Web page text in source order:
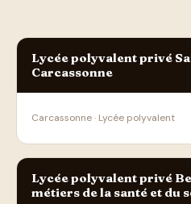
Lycée polyvalent privé
Carcassonne
Carcassonne · Lycée polyvalent
Lycée polyvalent privé
métiers de la santé et du